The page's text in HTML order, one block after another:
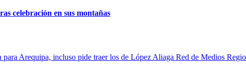
celebración en sus montañas
Red de Medios